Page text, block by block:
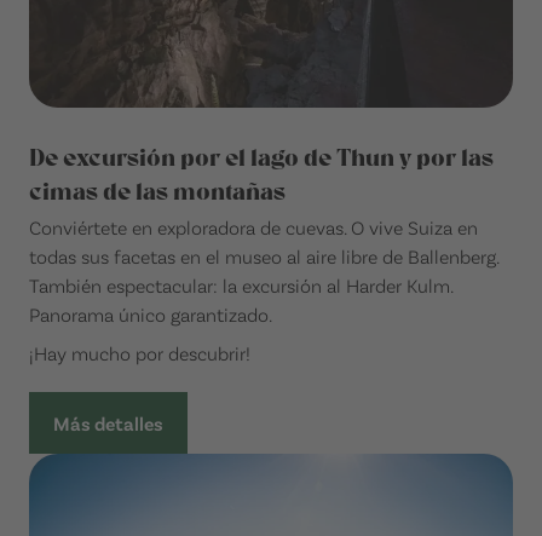
De excursión por el lago de Thun y por las
cimas de las montañas
Conviértete en exploradora de cuevas. O vive Suiza en
todas sus facetas en el museo al aire libre de Ballenberg.
También espectacular: la excursión al Harder Kulm.
Panorama único garantizado.
¡Hay mucho por descubrir!
Más detalles